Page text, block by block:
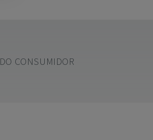
DO CONSUMIDOR